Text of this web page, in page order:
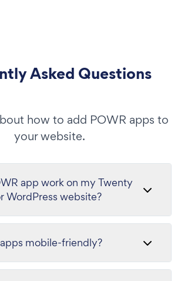
Asked Questions
how to add POWR apps to
your website.
app work on my Twenty
WordPress website?
mobile-friendly?